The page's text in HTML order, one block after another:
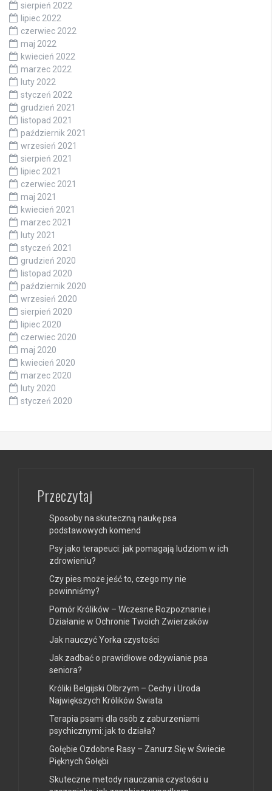
sierpień 2022
lipiec 2022
czerwiec 2022
maj 2022
kwiecień 2022
marzec 2022
luty 2022
styczeń 2022
grudzień 2021
listopad 2021
październik 2021
wrzesień 2021
sierpień 2021
lipiec 2021
czerwiec 2021
maj 2021
kwiecień 2021
marzec 2021
luty 2021
styczeń 2021
grudzień 2020
listopad 2020
październik 2020
wrzesień 2020
sierpień 2020
lipiec 2020
czerwiec 2020
maj 2020
kwiecień 2020
marzec 2020
luty 2020
styczeń 2020
Przeczytaj
Sposoby na skuteczną naukę psa
podstawowych komend
Psy jako terapeuci: jak pomagają ludziom w ich
zdrowieniu?
Czy pies może jeść to, czego my nie
powinniśmy?
Pomór Królików – Wczesne Rozpoznanie i
Działanie w Ochronie Twoich Zwierzaków
Jak nauczyć Yorka czystości
Jak zadbać o prawidłowe odżywianie psa
seniora?
Króliki Belgijski Olbrzym – Cechy i Uroda
Największych Królików Świata
Terapia psami dla osób z zaburzeniami
psychicznymi: jak to działa?
Gołębie Ozdobne Rasy – Zanurz Się w Świecie
Pięknych Gołębi
Skuteczne metody nauczania czystości u